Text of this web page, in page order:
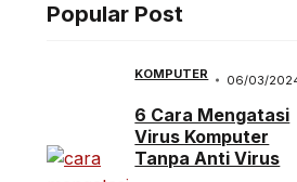
Popular Post
KOMPUTER 06/03/
6 Cara Mengatasi
Virus Komputer
Tanpa Anti Virus